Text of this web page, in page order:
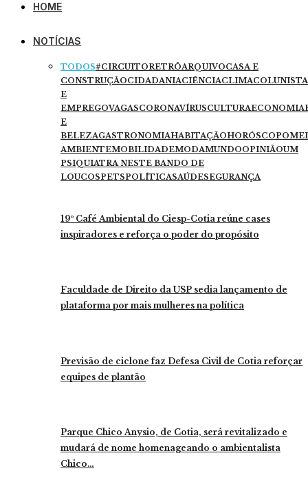
HOME
NOTÍCIAS
TODOS#CIRCUITORETRÔARQUIVOCASA E
CONSTRUÇÃOCIDADANIACIÊNCIACLIMA
E
EMPREGOVAGASCORONAVÍRUSCULTURAECONOMIA
E
BELEZAGASTRONOMIAHABITAÇÃOHORÓSCOPO
AMBIENTEMOBILIDADEMODAMUNDOOPINIÃOUM
PSIQUIATRA NESTE BANDO DE
LOUCOSPETSPOLÍTICASAÚDESEGURANÇA
19º Café Ambiental do Ciesp-Cotia reúne cases
inspiradores e reforça o poder do propósito
Faculdade de Direito da USP sedia lançamento de
plataforma por mais mulheres na política
Previsão de ciclone faz Defesa Civil de Cotia reforçar
equipes de plantão
Parque Chico Anysio, de Cotia, será revitalizado e
mudará de nome homenageando o ambientalista
Chico…